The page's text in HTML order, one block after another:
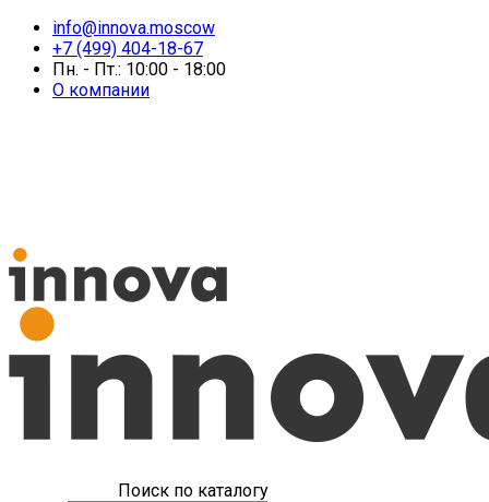
info@innova.moscow
+7 (499) 404-18-67
Пн. - Пт.: 10:00 - 18:00
О компании
Поиск по каталогу